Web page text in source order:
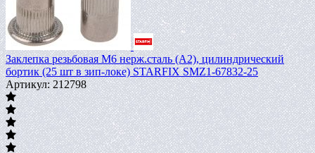
Заклепка резьбовая М6 нерж.сталь (А2), цилиндрический
бортик (25 шт в зип-локе) STARFIX SMZ1-67832-25
Артикул: 212798